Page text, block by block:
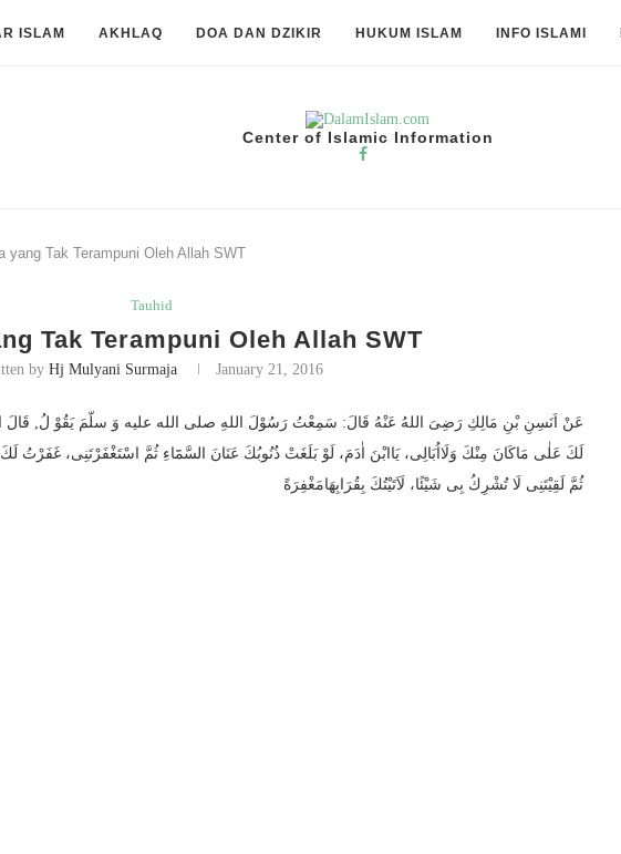
ISLAM AKHLAQ DOA DAN DZIKIR HUKUM ISLAM INFO ISLAMI
Center of Islamic Information
yang Tak Terampuni Oleh Allah SWT
Tauhid
Tak Terampuni Oleh Allah SWT
by Hj Mulyani Surmaja January 21, 2016
عَنْ اَنَسِنِ بْنِ مَالِكِ رَضِىَ اللهُ عَنْهُ قَالَ: سَمِعْتُ رَسُوْلَ اللهِ صلى الله عليه وَ سلّمَ يَقُوْ لُ, قَالَ
لَكَ عَلٰى مَاكَانَ مِنْكَ وَلَااُبَالِى، يَاابْنَ اٰدَمَ، لَوْ بَلَغَتْ ذُنُوبُكَ عَنَانَ السَّمَٓاءِ ثُمَّ اسْتَغْفَرْتَنِى، غَفَرْتُ
ثُمَّ لَقِيْتَنِى لَا تُشْرِكُ بِى شَيْئًا، لَاَتَيْتُكَ بِقُرَابِهَامَغْفِرَةً